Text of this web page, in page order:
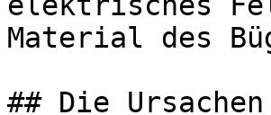
Material des
## Die